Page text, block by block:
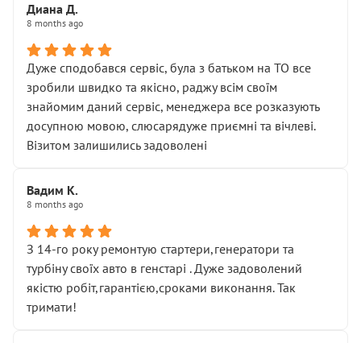
Диана Д.
8 months ago
Дуже сподобався сервіс, була з батьком на ТО все
зробили швидко та якісно, раджу всім своїм
знайомим даний сервіс, менеджера все розказують
досупною мовою, слюсарядуже приємні та вічлеві.
Візитом залишились задоволені
Вадим К.
8 months ago
З 14-го року ремонтую стартери,генератори та
турбіну своїх авто в генстарі . Дуже задоволений
якістю робіт,гарантією,сроками виконання. Так
тримати!